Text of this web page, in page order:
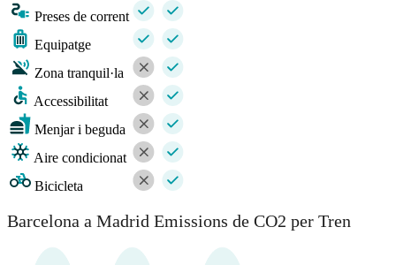
Preses de corrent
Equipatge
Zona tranquil·la
Accessibilitat
Menjar i beguda
Aire condicionat
Bicicleta
Barcelona a Madrid Emissions de CO2 per Tren